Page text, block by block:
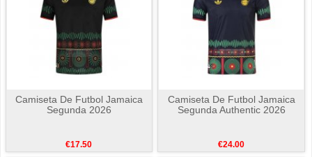
Camiseta De Futbol Jamaica
Segunda 2026
€17.50
Camiseta De Futbol Jamaica
Segunda Authentic 2026
€24.00